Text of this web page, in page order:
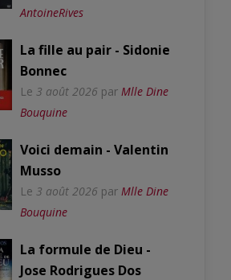
AntoineRives
La fille au pair - Sidonie
Bonnec
Le 3 août 2026 par Mlle Dine
Bouquine
Voici demain - Valentin
Musso
Le 3 août 2026 par Mlle Dine
Bouquine
La formule de Dieu -
Jose Rodrigues Dos